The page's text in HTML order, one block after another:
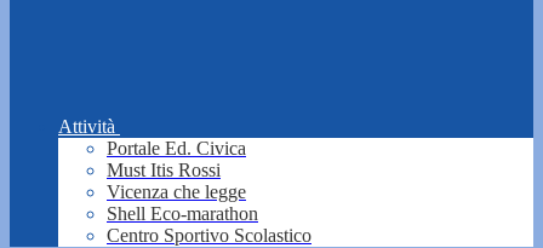
Attività
Portale Ed. Civica
Must Itis Rossi
Vicenza che legge
Shell Eco-marathon
Centro Sportivo Scolastico